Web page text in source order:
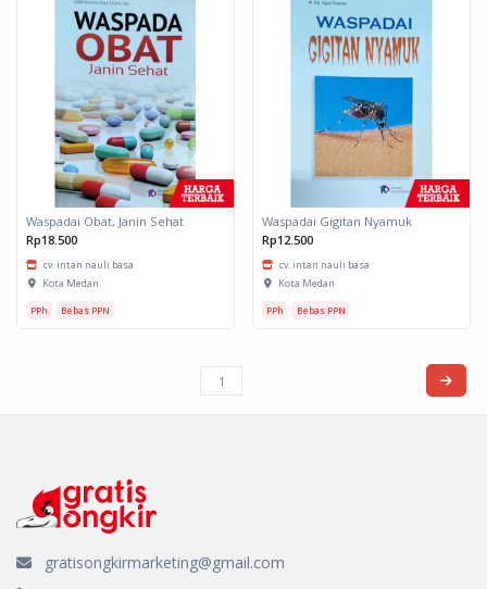
Waspadai Obat, Janin Sehat
Rp18.500
cv. intan nauli basa
Kota Medan
PPh Bebas PPN
Waspadai Gigitan Nyamuk
Rp12.500
cv. intan nauli basa
Kota Medan
PPh Bebas PPN
gratisongkirmarketing@gmail.com